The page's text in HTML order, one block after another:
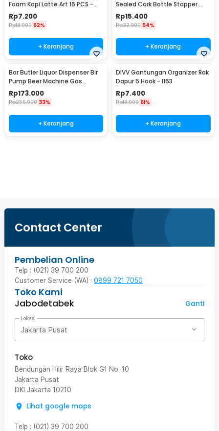
Foam Kopi Latte Art 16 PCS -
JJYE01
Rp7.200
Rp18.900 62%
+ Keranjang
Sealed Cork Bottle Stopper
Stainless Steel - G94529
Rp15.400
Rp32.900 54%
+ Keranjang
Bar Butler Liquor Dispenser Bir
Pump Beer Machine Gas
Station 900ml - P-36
Rp173.000
Rp255.900 33%
+ Keranjang
DIVV Gantungan Organizer Rak
Dapur 5 Hook - I163
Rp7.400
Rp18.900 61%
+ Keranjang
Contact Center
Pembelian Online
Telp : (021) 39 700 200
Customer Service (WA) : 0899 721 7050
Toko Kami
Jabodetabek
Ganti
Lokasi
Jakarta Pusat
Toko
Bendungan Hilir Raya Blok G1 No. 10
Jakarta Pusat
DKI Jakarta 10210
Lihat google maps
Telp : (021) 39 700 200